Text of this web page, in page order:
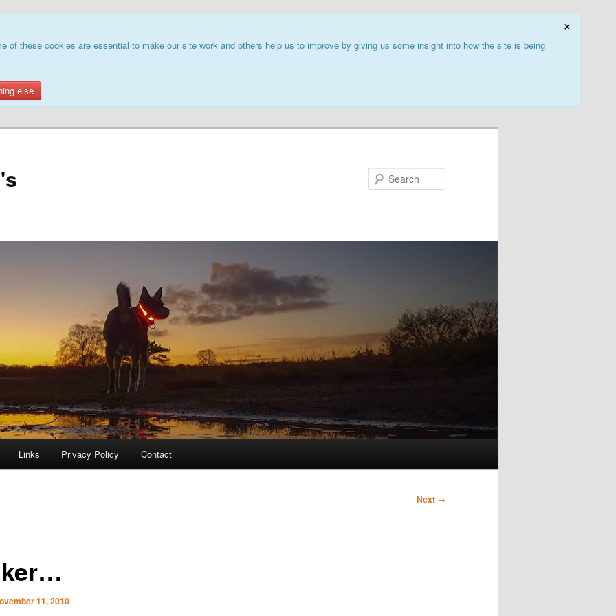
×
of these cookies are essential to make our site work and others help us to improve by giving us some insight into how the site is being
else
Links Privacy Policy Contact
Next →
11, 2010